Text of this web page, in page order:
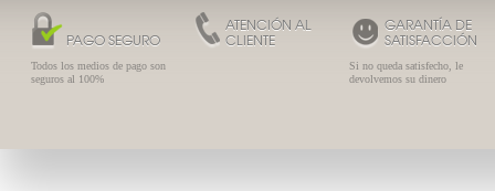
PAGO SEGURO
Todos los medios de pago son
seguros al 100%
ATENCIÓN AL
CLIENTE
GARANTÍA DE
SATISFACCIÓN
Si no queda satisfecho, le
devolvemos su dinero